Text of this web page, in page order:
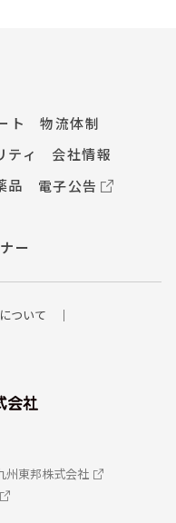
ト
物流体制
ティ
会社情報
品
電子公告
ー
ついて
州東邦株式会社